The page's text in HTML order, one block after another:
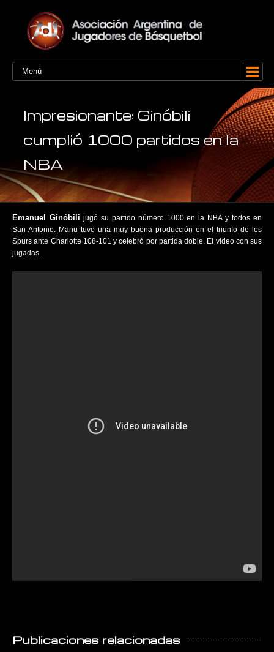
Menú
Impresionante: Ginóbili
cumplió 1000 partidos en la
NBA
Emanuel Ginóbili jugó su partido número 1000 en la NBA y todos en
San Antonio. Manu tuvo una muy buena producción en el triunfo de los
Spurs ante Charlotte 108-101 y celebró por partida doble. El video con sus
jugadas.
Publicaciones relacionadas